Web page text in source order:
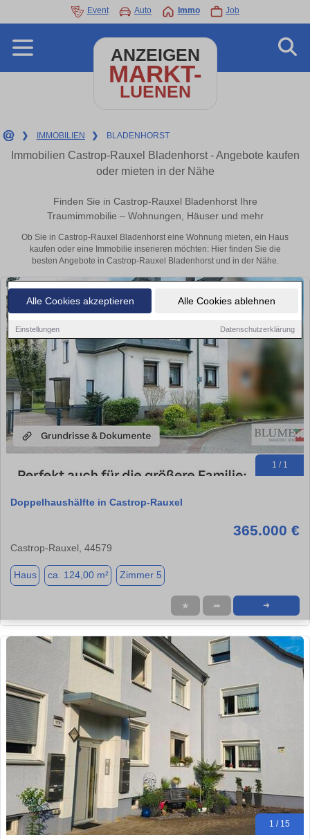
Alle Cookies akzeptieren Alle Cookies ablehnen
Einstellungen Datenschutzerklärung
Event Auto Immo Job
ANZEIGEN
MARKT-
LUENEN
❯ IMMOBILIEN ❯ BLADENHORST
Immobilien Castrop-Rauxel Bladenhorst - Angebote kaufen
oder mieten in der Nähe
Finden Sie in Castrop-Rauxel Bladenhorst Ihre
Traumimmobilie – Wohnungen, Häuser und mehr
Ob Sie in Castrop-Rauxel Bladenhorst eine Wohnung mieten, ein Haus
kaufen oder eine Immobilie inserieren möchten: Hier finden Sie die
besten Angebote in Castrop-Rauxel Bladenhorst und in der Nähe.
1 / 1
Doppelhaushälfte in Castrop-Rauxel
365.000 €
Castrop-Rauxel, 44579
Haus ca. 124,00 m² Zimmer 5
★ ➦ ➜
1 / 15